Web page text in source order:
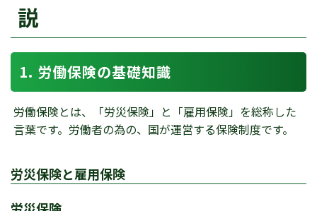
説
労働保険の基礎知識
労働保険とは、「労災保険」と「雇用保険」を総称した
言葉です。労働者の為の、国が運営する保険制度です。
労災保険と雇用保険